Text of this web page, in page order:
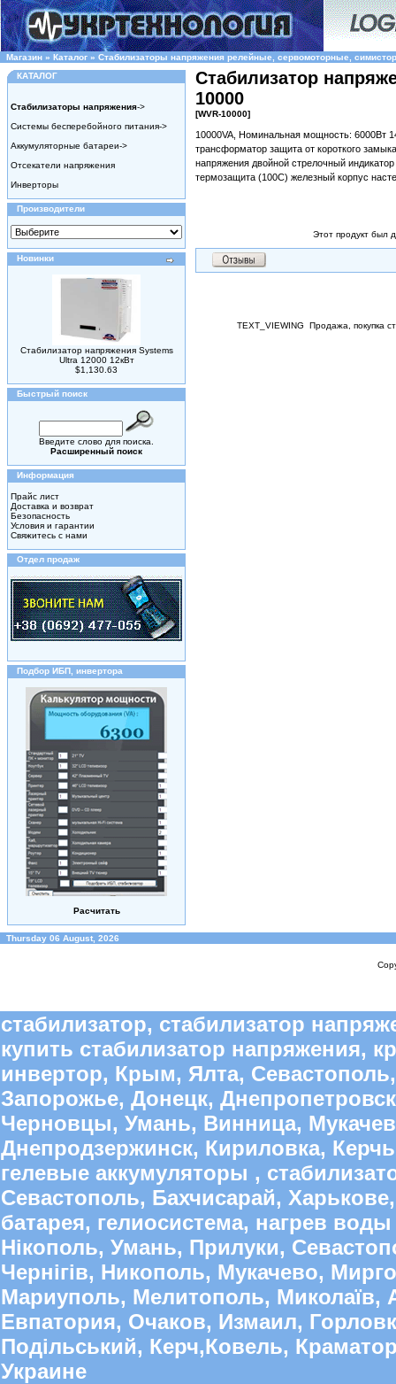
Магазин » Каталог » Стабилизаторы напряжения релейные, сервомоторные,
КАТАЛОГ
Стабилизаторы напряжения->
Системы бесперебойного питания->
Аккумуляторные батареи->
Отсекатели напряжения
Инверторы
Производители
Новинки
Стабилизатор напряжения Systems
Ultra 12000 12кВт
$1,130.63
Быстрый поиск
Введите слово для поиска.
Расширенный поиск
Информация
Прайс лист
Доставка и возврат
Безопасность
Условия и гарантии
Свяжитесь с нами
Отдел продаж
Подбор ИБП, инвертора
Расчитать
Стабилизатор
10000
[WVR-10000]
10000VA, Номинальная мощность: 6000Вт
трансформатор защита от короткого
напряжения двойной стрелочный
термозащита (100С) железный корпус
Этот продукт был
TEXT_VIEWING Продажа, покупка
Thursday 06 August, 2026
стабилизатор, стабилизатор
купить стабилизатор напряжения,
инвертор, Крым, Ялта,
Запорожье, Донецк,
Черновцы, Умань, Винница,
Днепродзержинск, Кириловка,
гелевые аккумуляторы ,
Севастополь, Бахчисарай,
батарея, гелиосистема, нагрев
Нікополь, Умань, Прилуки,
Чернігів, Никополь, Мукачево,
Мариуполь, Мелитополь, Миколаїв,
Евпатория, Очаков, Измаил,
Подільський, Керч,Ковель,
Украине